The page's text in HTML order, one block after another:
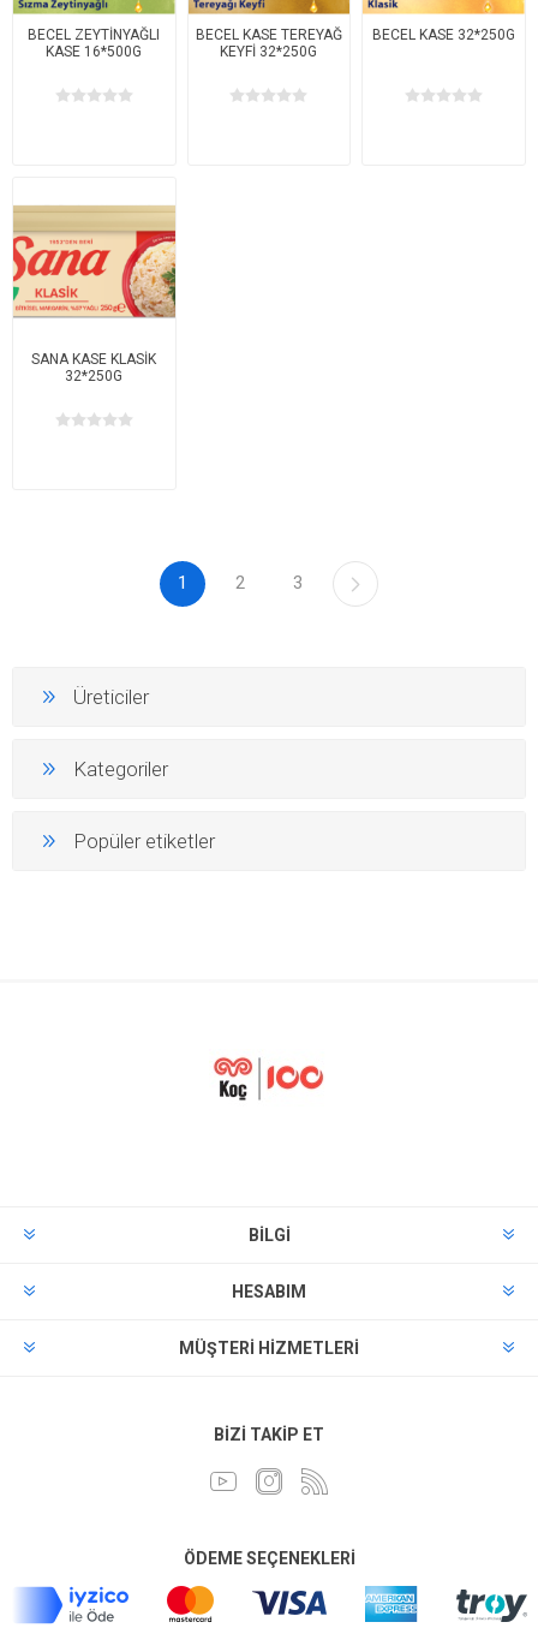
BECEL ZEYTİNYAĞLI
KASE 16*500G
BECEL KASE TEREYAĞ
KEYFİ 32*250G
BECEL KASE 32*250G
SANA KASE KLASİK
32*250G
1 2 3
Üreticiler
Kategoriler
Popüler etiketler
BILGI
HESABIM
MÜŞTERI HIZMETLERI
BIZI TAKIP ET
ÖDEME SEÇENEKLERI